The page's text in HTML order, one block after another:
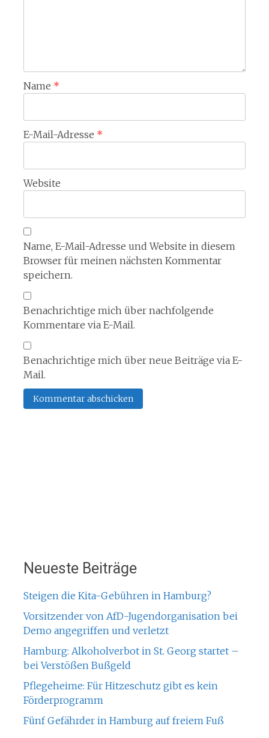
Name *
E-Mail-Adresse *
Website
Name, E-Mail-Adresse und Website in diesem
Browser für meinen nächsten Kommentar
speichern.
Benachrichtige mich über nachfolgende
Kommentare via E-Mail.
Benachrichtige mich über neue Beiträge via E-
Mail.
Neueste Beiträge
Steigen die Kita-Gebühren in Hamburg?
Vorsitzender von AfD-Jugendorganisation bei
Demo angegriffen und verletzt
Hamburg: Alkoholverbot in St. Georg startet –
bei Verstößen Bußgeld
Pflegeheime: Für Hitzeschutz gibt es kein
Förderprogramm
Fünf Gefährder in Hamburg auf freiem Fuß